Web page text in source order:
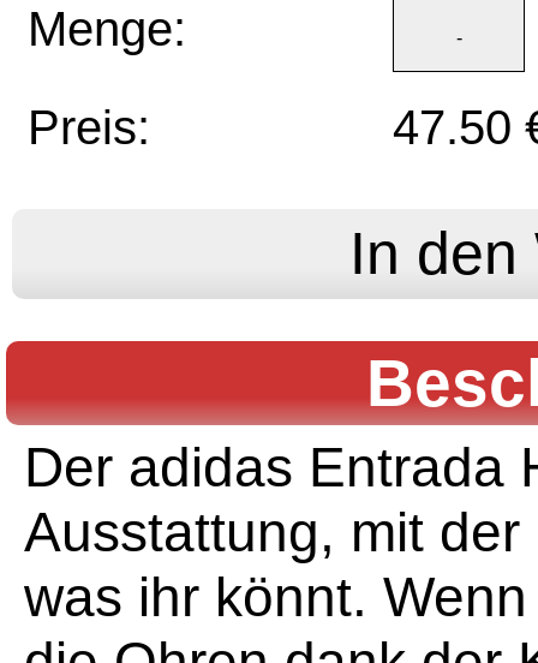
Menge:
Preis:
47.50
Der adidas Entrada
Ausstattung, mit
was ihr könnt.